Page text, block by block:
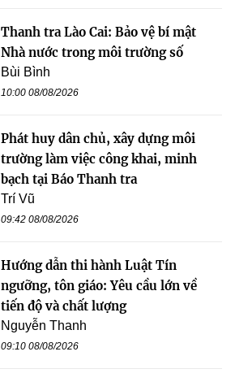
Thanh tra Lào Cai: Bảo vệ bí mật
Nhà nước trong môi trường số
Bùi Bình
10:00 08/08/2026
Phát huy dân chủ, xây dựng môi
trường làm việc công khai, minh
bạch tại Báo Thanh tra
Trí Vũ
09:42 08/08/2026
Hướng dẫn thi hành Luật Tín
ngưỡng, tôn giáo: Yêu cầu lớn về
tiến độ và chất lượng
Nguyễn Thanh
09:10 08/08/2026